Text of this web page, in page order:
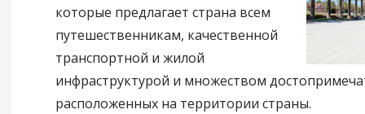
которые предлагает страна всем
путешественникам, качественной
транспортной и жилой
инфраструктурой и множеством
расположенных на территории страны.